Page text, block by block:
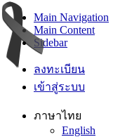
Main Navigation
Main Content
Sidebar
ลงทะเบียน
เข้าสู่ระบบ
ภาษาไทย
English